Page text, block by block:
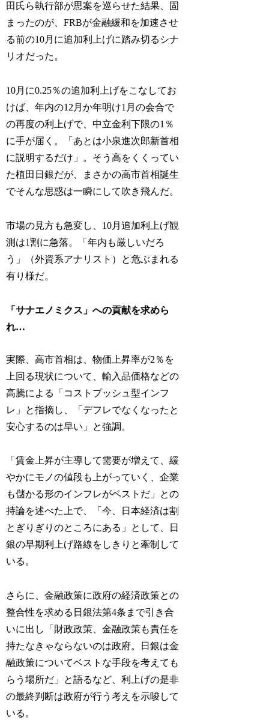
田氏ら執行部が思案を巡らせた結果、固
まったのが、FRBが金融緩和を加速させ
る前の10月に追加利上げに踏み切るシナ
リオだった。
10月に0.25％の追加利上げをこなしてお
けば、年内の12月か年明け1月の会合で
の再度の利上げで、中立金利下限の1％
に手が届く。「あとは小泉進次郎新首相
に説明するだけ」。そう高をくくってい
た植田日銀だが、まさかの高市首相誕生
でそんな思惑は一瞬にして吹き飛んだ。
市場の見方も急変し、10月追加利上げ観
測は1割に急落。「年内も厳しいだろ
う」（外資系アナリスト）と危ぶまれる
有り様だ。
「サナエノミクス」への貢献を求めら
れ…
実際、高市首相は、物価上昇率が2％を
上回る現状について、輸入品価格などの
高騰による「コストプッシュ型インフ
レ」と指摘し、「デフレでなくなったと
安心するのは早い」と強調。
「賃金上昇が主導して需要が増えて、緩
やかにモノの値段も上がっていく、企業
も儲かる形のインフレがベストだ」との
持論を述べた上で、「今、日本経済は割
とぎりぎりのところにある」として、日
銀の早期利上げ路線をしきりと牽制して
いる。
さらに、金融政策に政府の経済政策との
整合性を求める日銀法第4条まで引き合
いに出し「財政政策、金融政策も責任を
持たなきゃならないのは政府。日銀は金
融政策についてベストな手段を考えても
らう場所だ」と語るなど、利上げの是非
の最終判断は政府が行う考えを示唆して
いる。